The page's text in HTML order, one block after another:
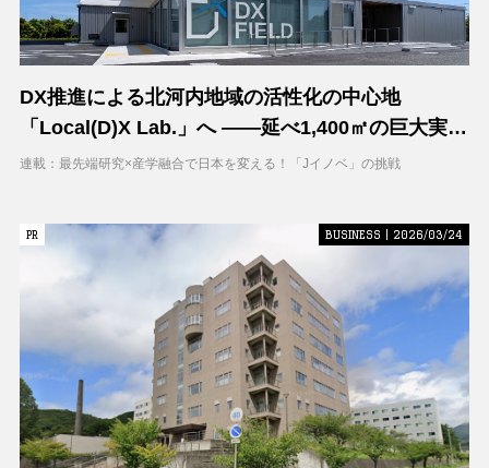
DX推進による北河内地域の活性化の中心地
「Local(D)X Lab.」へ ――延べ1,400㎡の巨大実証
空間で地域DXに挑む 大阪工業大学 DXフィールド
連載：最先端研究×産学融合で日本を変える！「Jイノベ」の挑戦
PR
PR BUSINESS | 2026/03/24